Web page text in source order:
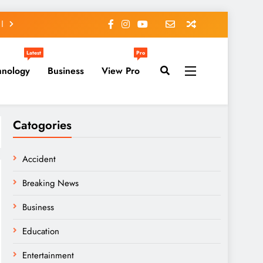
Latest
Business View Pro
Pro
Catogories
Accident
Breaking News
Business
Education
Entertainment